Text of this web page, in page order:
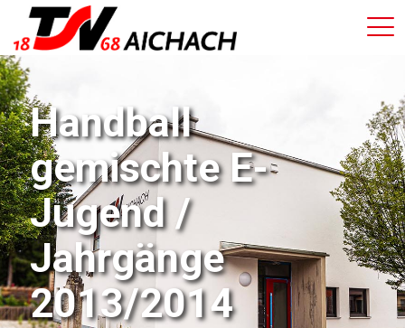
Handball
gemischte E-
Jugend /
Jahrgänge
2013/2014